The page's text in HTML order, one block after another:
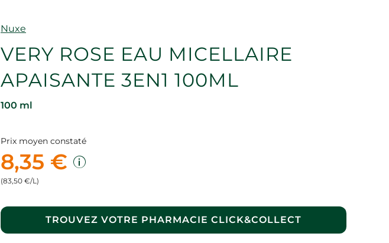
Marque
Nuxe
VERY ROSE EAU MICELLAIRE
APAISANTE 3EN1 100ML
100 ml
Prix moyen constaté
8,35 €
(83,50 €/L)
TROUVEZ VOTRE PHARMACIE CLICK&COLLECT